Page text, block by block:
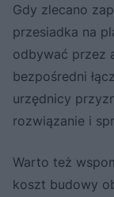
Gdy zlecano
przesiadka na
odbywać przez
bezpośredni
urzędnicy
rozwiązanie i
Warto też
koszt budowy